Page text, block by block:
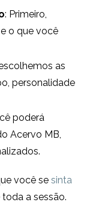
: Primeiro,
o que você
as
personalidade
poderá
Acervo MB,
você se sinta
a sessão.